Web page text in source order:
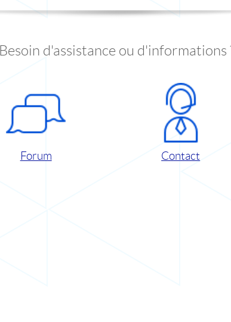
Besoin d'assistance ou d'informations
Forum Contact